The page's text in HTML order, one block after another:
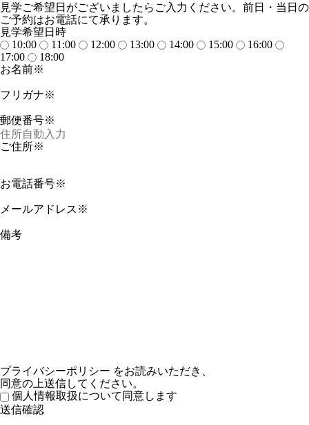
見学ご希望日がございましたらご入力ください。前日・当日の
ご予約はお電話にて承ります。
見学希望日時
10:00
11:00 12:00 13:00 14:00 15:00
16:00
17:00
18:00
お名前※
フリガナ※
郵便番号※
ご住所※
お電話番号※
メールアドレス※
備考
プライバシーポリシー をお読みいただき、
同意の上送信してください。
個人情報取扱について同意します